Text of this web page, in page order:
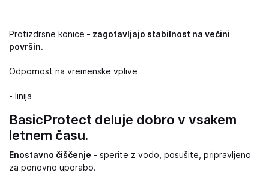
Protizdrsne konice - zagotavljajo stabilnost na večini
površin.
Odpornost na vremenske vplive
- linija
BasicProtect deluje dobro v vsakem
letnem času.
Enostavno čiščenje - sperite z vodo, posušite, pripravljeno
za ponovno uporabo.